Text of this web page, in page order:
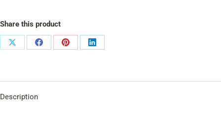
Share this product
Description